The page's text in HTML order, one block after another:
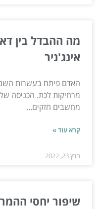
מה ההבדל בין
אינג'ניר
האדם פיתח בעשרות
מרחיקות לכת. הכניסה
מחשבים חזקים...
קרא עוד »
מרץ 23, 2022
שיפור יחסי